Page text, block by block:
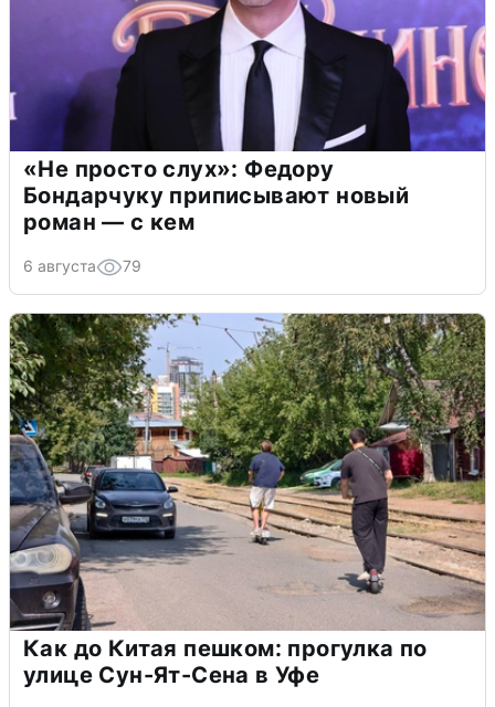
«Не просто слух»: Федору
Бондарчуку приписывают новый
роман — с кем
6 августа 79
Как до Китая пешком: прогулка по
улице Сун-Ят-Сена в Уфе